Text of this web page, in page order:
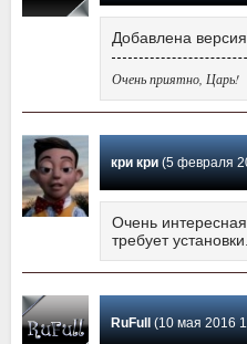
Добавлена
Очень приятно, Царь!
кри кри(5 февраля 2021
Очень
требует
RuFull (10 мая 2016